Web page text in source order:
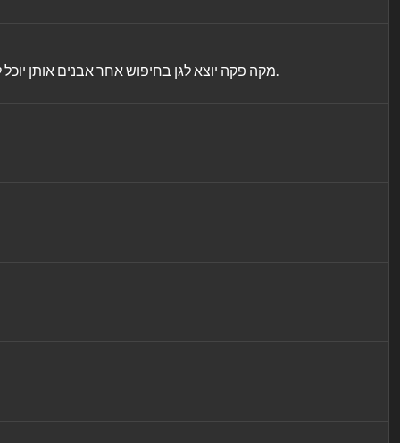
מקה פקה יוצא לגן בחיפוש אחר אבנים אותן יוכל לשטוף ולנקות. הוא עסוק כל כך בעניין, עד שהוא הולך לאיבוד. אוי לא, מהי הדרך הנכונה הביתה? אין צורך לדאוג, בגלל שהנה מגיע פינג פונק.